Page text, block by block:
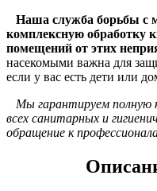
Наша служба борьбы с
комплексную обработку
помещений от этих
насекомыми важна для
если у вас есть дети или
Мы гарантируем полную
всех санитарных и
обращение к